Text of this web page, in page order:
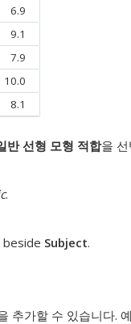
6.9
9.1
7.9
10.0
8.1
반 선형 모형 적합을
.
Subject.
추가할 수 있습니다.